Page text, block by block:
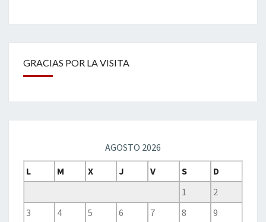
GRACIAS POR LA VISITA
AGOSTO 2026
L
M X J V S
D
1
2
3
4 5 6 7 8
9